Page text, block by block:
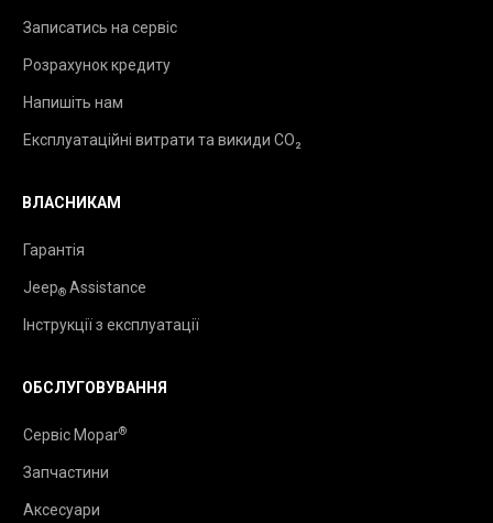
Записатись на сервіс
Розрахунок кредиту
Напишіть нам
Експлуатаційні витрати та викиди CO₂
ВЛАСНИКАМ
Гарантія
Jeep® Assistance
Інструкції з експлуатації
ОБСЛУГОВУВАННЯ
Сервіс Mopar®
Запчастини
Аксесуари